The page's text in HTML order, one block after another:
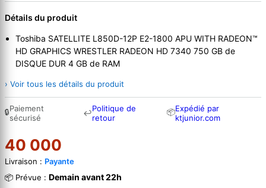
Détails du produit
Toshiba SATELLITE L850D-12P E2-1800 APU WITH RADEON™
HD GRAPHICS WRESTLER RADEON HD 7340 750 GB de
DISQUE DUR 4 GB de RAM
› Voir tous les détails du produit
🔒Paiement
sécurisé
↩Politique de
retour
📦Expédié par
ktjunior.com
40 000
Livraison : Payante
📦 Prévue : Demain avant 22h